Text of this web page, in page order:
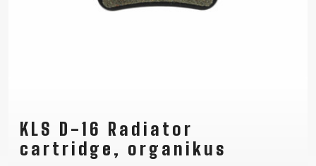
KLS D-16 Radiator
cartridge, organikus